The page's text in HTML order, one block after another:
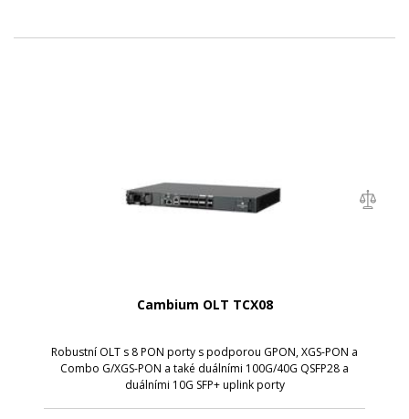
Cambium OLT TCX08
Robustní OLT s 8 PON porty s podporou GPON, XGS-PON a
Combo G/XGS-PON a také duálními 100G/40G QSFP28 a
duálními 10G SFP+ uplink porty